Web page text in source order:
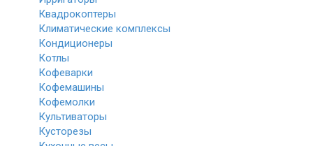
Квадрокоптеры
Климатические комплексы
Кондиционеры
Котлы
Кофеварки
Кофемашины
Кофемолки
Культиваторы
Кусторезы